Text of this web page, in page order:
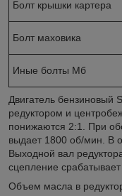
Болт крышки картера
Болт маховика
Иные болты Мб
Двигатель
редуктором и
понижаются 2:1. При
выдает 1800 об/мин. В
Выходной вал
сцепление
Объем масла в